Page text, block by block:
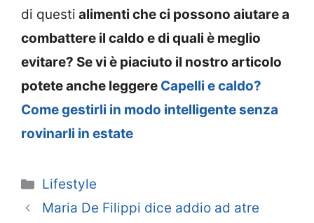
di questi alimenti che ci possono aiutare a
combattere il caldo e di quali è meglio
evitare? Se vi è piaciuto il nostro articolo
potete anche leggere Capelli e caldo?
Come gestirli in modo intelligente senza
rovinarli in estate
Categorie
Lifestyle
Maria De Filippi dice addio ad atre